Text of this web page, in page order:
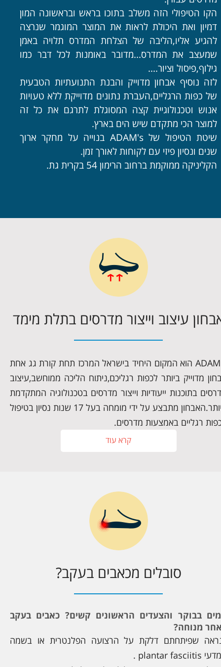
הקו הטיפולי הזה משלב בתוכו בראש ובראשונה המון
דמיון ואת היכולת לראות את המוצר המוגמר שנרצה
להגיע אליו,הליבה של הצלחת המדרס תלויה באמן
שמעצב את המדרס...מדובר באומנות לכל דבר כמו
גילוף,פיסול וציור....
לזה נוסיף אבחון מדוייק והבנת התנועתיות הטבעית
של כפות הרגליים,העברת נתונים מדוייקת ללא טעויות
אנוש וטכנולוגיית קצה המסוגלת לתרגם את כל זה
למוצר הכי מתקדם שיש הים בארץ.
שיטת הטיפול של ADAM's בנוייה על מחקר ארוך
שנים ונסיון פיזי עם לקוחות לאורך זמן.
הקליניקה ממוקמת ברחוב הרימון 54 בקרית גת.
עיצוב וייצור מדרסים בתלת מימד
ADAM's הוא המקום היחיד בישראל המרכז תחת קורת גג אחת
מדוייק ביותר לכפות רגליכם,ניתוח הליכה ממוחשב,עיצוב
בתוכנות ייעודיות וייצור מדרסים בטכנולוגיה המתקדמת
ביותר.האבחון מתבצע על ידי מומחה בעל 17 שנות נסיון בטיפול
רגליים באמצעות מדרסים.
קרא עוד
סובלים מכאבים בעקב?
בבוקר והצעדים הראשונים קשים? כאבים בעקב
מנוחה?
שפיתחתם דלקת על הרצועה הפלנטרית או בשמה
plantar fasciitis
.